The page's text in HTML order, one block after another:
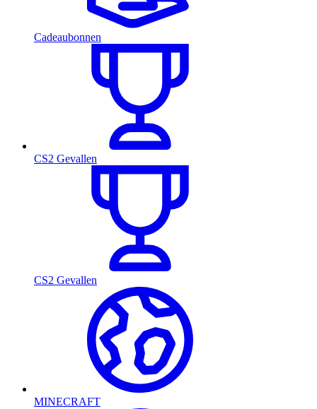
Cadeaubonnen
CS2 Gevallen
CS2 Gevallen
MINECRAFT